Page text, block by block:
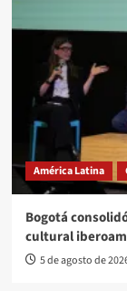
América Latina
Bogotá
cultural
5 de agosto de